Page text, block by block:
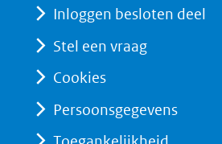
venster)
een
andere
website)
Inloggen besloten deel
Stel een vraag
Cookies
Persoonsgegevens